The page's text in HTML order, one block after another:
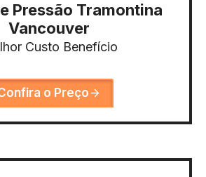
Pressão Tramontina
Vancouver
Custo Benefício
o Preço